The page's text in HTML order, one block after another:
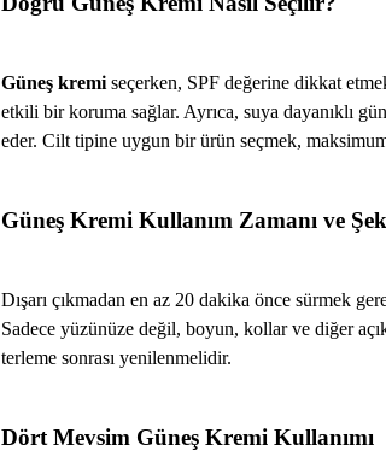
Güneş kremi seçerken, SPF değerine dikkat
etkili bir koruma sağlar. Ayrıca, suya dayanıklı
eder. Cilt tipine uygun bir ürün seçmek,
Güneş Kremi Kullanım Zamanı ve
Dışarı çıkmadan en az 20 dakika önce sürmek
Sadece yüzünüze değil, boyun, kollar ve diğer
terleme sonrası yenilenmelidir.
Dört Mevsim Güneş Kremi Kullanımı